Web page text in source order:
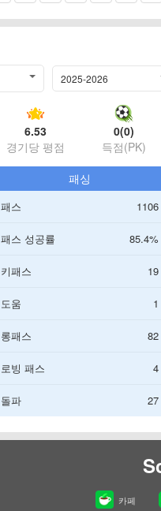
2025-2026
6.53
경기당 평점
0(0)
득점(PK)
패싱
패스 1106
패스 성공률 85.4%
키패스 19
도움 1
롱패스 82
로빙 패스 4
돌파 27
카페